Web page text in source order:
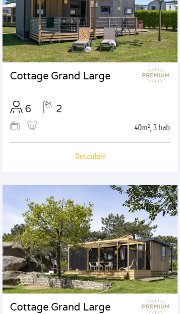
Cottage Grand Large
6 2
40m², 3 hab
Descubrir
Cottage Grand Large